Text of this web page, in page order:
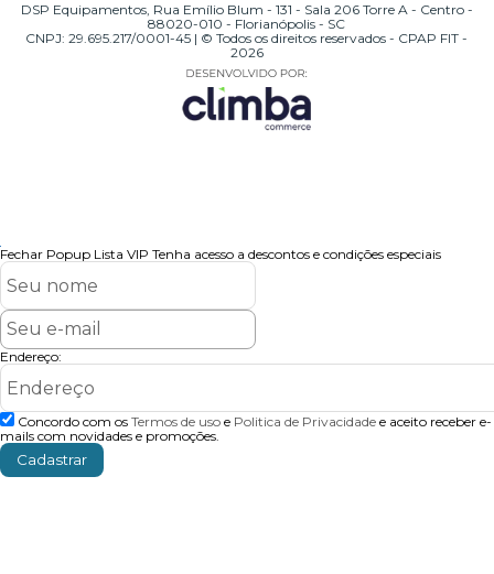
DSP Equipamentos, Rua Emílio Blum - 131 - Sala 206 Torre A - Centro -
88020-010 - Florianópolis - SC
CNPJ: 29.695.217/0001-45 | © Todos os direitos reservados - CPAP FIT -
2026
Fechar Popup Lista VIP Tenha acesso a descontos e condições especiais
Endereço:
Concordo com os Termos de uso e Politica de Privacidade e aceito receber e-
mails com novidades e promoções.
Cadastrar